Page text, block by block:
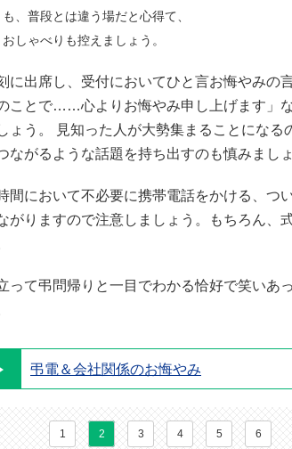
、普段とは違う場だと心得て、
しゃべりも控えましょう。
に出席し、受付においてひと言お悔やみの
ことで……心よりお悔やみ申し上げます」
ょう。 見知った人が大勢集まることになる
ながるような話題を持ち出すのも慎みましょ
間において不必要に携帯電話をかける、つ
がりますので注意しましょう。もちろん、
って弔問帰りと一目でわかる恰好で笑いあ
弔電＆会社関係のお悔やみ
1 2 3 4 5 6